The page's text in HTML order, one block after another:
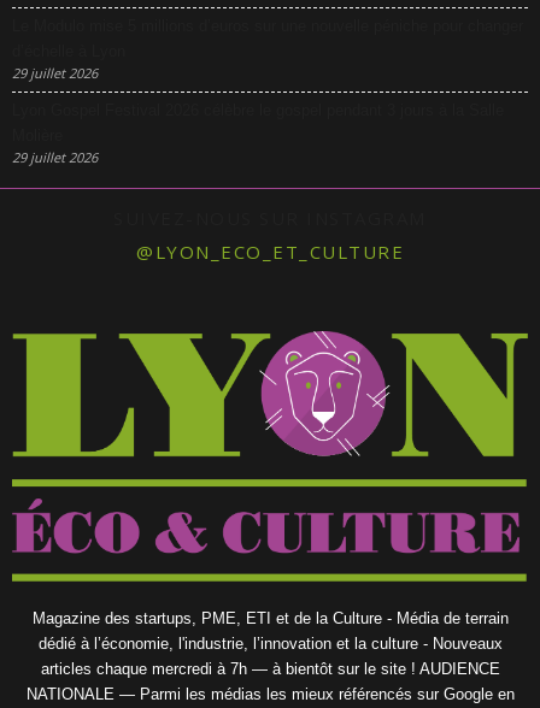
29 juillet 2026
29 juillet 2026
@LYON_ECO_ET_CULTURE
Magazine des startups, PME, ETI et de la Culture - Média de terrain
dédié à l’économie, l'industrie, l’innovation et la culture - Nouveaux
articles chaque mercredi à 7h — à bientôt sur le site ! AUDIENCE
NATIONALE — Parmi les médias les mieux référencés sur Google en